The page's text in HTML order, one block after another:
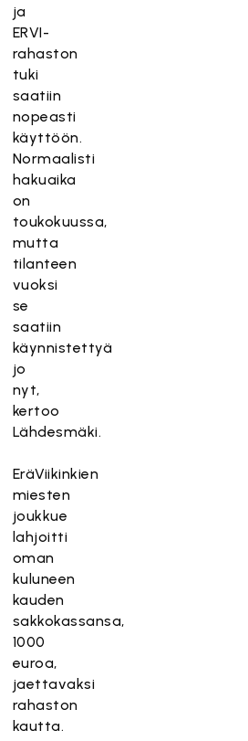
ja
ERVI-
rahaston
tuki
saatiin
nopeasti
käyttöön.
Normaalisti
hakuaika
on
toukokuussa,
mutta
tilanteen
vuoksi
se
saatiin
käynnistettyä
jo
nyt,
kertoo
Lähdesmäki.
EräViikinkien
miesten
joukkue
lahjoitti
oman
kuluneen
kauden
sakkokassansa,
1000
euroa,
jaettavaksi
rahaston
kautta.